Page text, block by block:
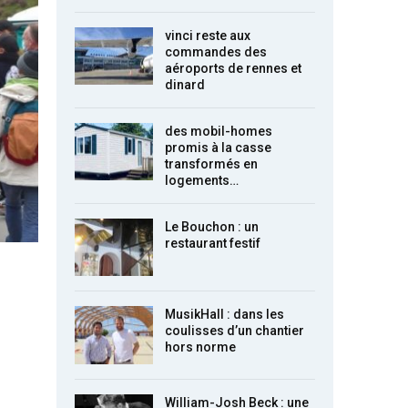
vinci reste aux
commandes des
aéroports de rennes et
dinard
des mobil-homes
promis à la casse
transformés en
logements…
Le Bouchon : un
restaurant festif
MusikHall : dans les
coulisses d’un chantier
hors norme
William-Josh Beck : une